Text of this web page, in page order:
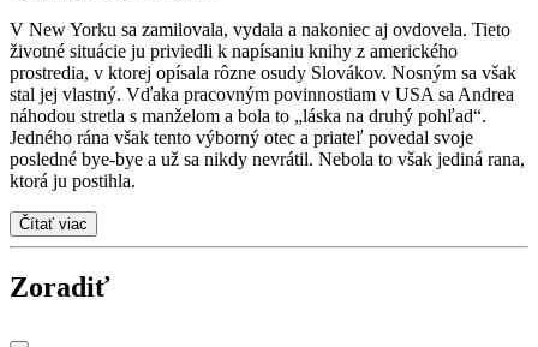
V New Yorku sa zamilovala, vydala a nakoniec aj ovdovela. Tieto
životné situácie ju priviedli k napísaniu knihy z amerického
prostredia, v ktorej opísala rôzne osudy Slovákov. Nosným sa však
stal jej vlastný. Vďaka pracovným povinnostiam v USA sa Andrea
náhodou stretla s manželom a bola to „láska na druhý pohľad“.
Jedného rána však tento výborný otec a priateľ povedal svoje
posledné bye-bye a už sa nikdy nevrátil. Nebola to však jediná rana,
ktorá ju postihla.
Čítať viac
Zoradiť